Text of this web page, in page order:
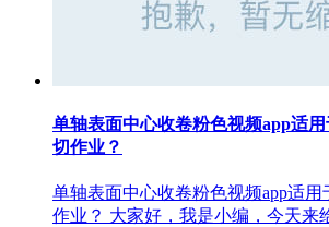
单轴表面中心收卷粉色视频app适
切作业？
单轴表面中心收卷粉色视频app适
作业？ 大家好，我是小编，今